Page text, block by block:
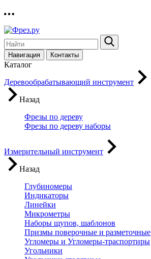
Навигация Контакты
Каталог
Деревообрабатывающий инструмент
Назад
Фрезы по дереву
Фрезы по дереву наборы
Измерительный инструмент
Назад
Глубиномеры
Индикаторы
Линейки
Микрометры
Наборы щупов, шаблонов
Призмы поверочные и разметочные
Угломеры и Угломеры-траспортиры
Угольники